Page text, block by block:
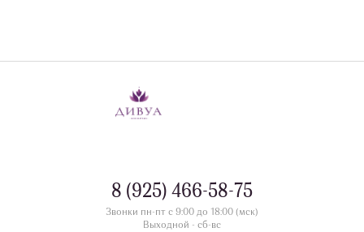
8 (925) 466-58-75
Звонки пн-пт с 9:00 до 18:00 (мск)
Выходной - сб-вс